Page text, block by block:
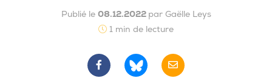
Publié le 08.12.2022 par Gaëlle Leys
1 min de lecture